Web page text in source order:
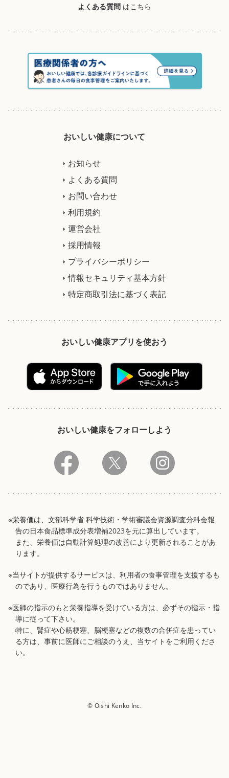
よくある質問 はこちら
おいしい健康について
お知らせ
よくある質問
お問い合わせ
利用規約
運営会社
採用情報
プライバシーポリシー
情報セキュリティ基本方針
特定商取引法に基づく表記
おいしい健康アプリを使おう
おいしい健康をフォローしよう
※栄養価は、文部科学省 科学技術・学術審議会資源調査分科会報
告の日本食品標準成分表増補2023を元に算出しています。
また、栄養価は自動計算処理の改善により更新されることがあ
ります。
※当サイトが提供するサービスは、利用者の食事管理を支援するも
のであり、医療行為を行うものではありません。
※医師の指示のもと栄養指導を受けている方は、必ずその指示・指
導に従って下さい。
特に、腎症や心筋梗塞、脳梗塞などの複数の合併症を患ってい
る方は、事前に医師にご相談のうえ、当サイトをご利用くださ
い。
© Oishi Kenko Inc.